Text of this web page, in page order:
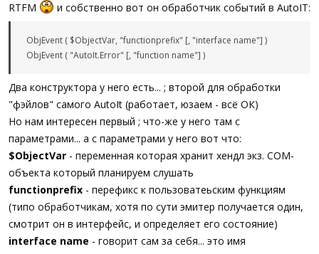
RTFM
и собственно вот он обработчик событий в AutoIT:
ObjEvent ( $ObjectVar, "functionprefix" [, "interface name"] )
ObjEvent ( "AutoIt.Error" [, "function name"] )
Два конструктора у него есть... ; второй для обработки
"фэйлов" самого AutoIt (работает, юзаем - всё ОК)
Но нам интересен первый ; что-же у него там с
параметрами... а с параметрами у него вот что:
$ObjectVar - переменная которая хранит хендл экз. COM-
объекта который планируем слушать
functionprefix - перефикс к пользоватеьским функциям
(типо обработчикам, хотя по сути эмитер получается один,
смотрит он в интерфейс, и определяет его состояние)
interface name - говорит сам за себя... это имя